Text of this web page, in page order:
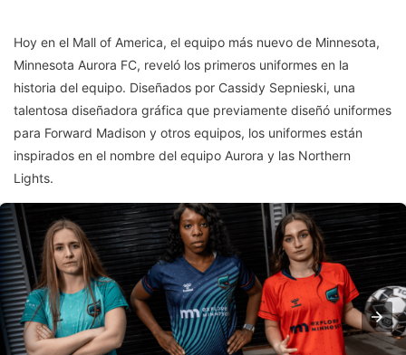
Hoy en el Mall of America, el equipo más nuevo de Minnesota,
Minnesota Aurora FC, reveló los primeros uniformes en la
historia del equipo. Diseñados por Cassidy Sepnieski, una
talentosa diseñadora gráfica que previamente diseñó uniformes
para Forward Madison y otros equipos, los uniformes están
inspirados en el nombre del equipo Aurora y las Northern
Lights.